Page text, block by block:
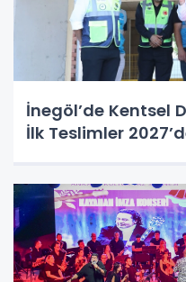
İnegöl’de Kentsel
İlk Teslimler